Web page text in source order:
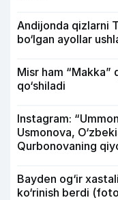
Andijonda qizlarni
bo‘lgan ayollar
Misr ham “Makka”
qo‘shiladi
Instagram:
Usmonova,
Qurbonovaning
Bayden og‘ir
ko‘rinish berdi